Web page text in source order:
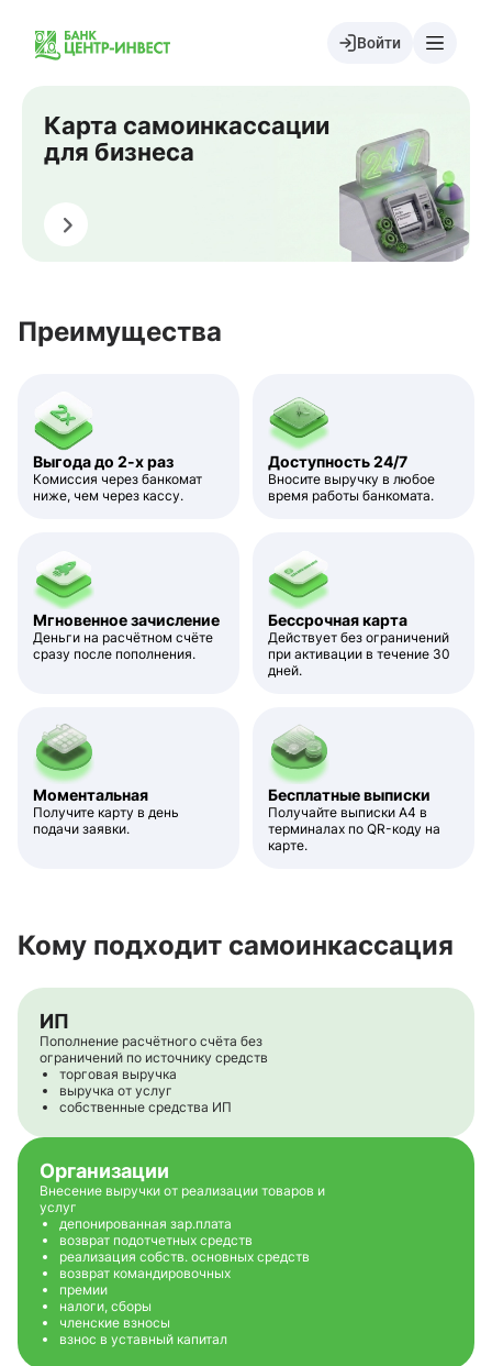
Войти
Карта самоинкассации
для бизнеса
Оставить заявку
Преимущества
Выгода до 2-х раз
Комиссия через банкомат
ниже, чем через кассу.
Доступность 24/7
Вносите выручку в любое
время работы банкомата.
Мгновенное зачисление
Деньги на расчётном счёте
сразу после пополнения.
Бессрочная карта
Действует без ограничений
при активации в течение 30
дней.
Моментальная
Получите карту в день
подачи заявки.
Бесплатные выписки
Получайте выписки А4 в
терминалах по QR-коду на
карте.
Кому подходит самоинкассация
ИП
Пополнение расчётного счёта без
ограничений по источнику средств
торговая выручка
выручка от услуг
собственные средства ИП
Организации
Внесение выручки от реализации товаров и
услуг
депонированная зар.плата
возврат подотчетных средств
реализация собств. основных средств
возврат командировочных
премии
налоги, сборы
членские взносы
взнос в уставный капитал